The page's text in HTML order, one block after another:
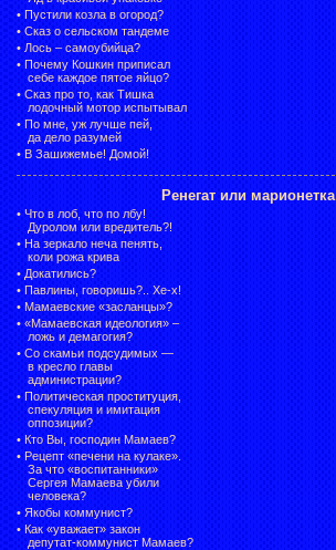
• Пустили козла в огород?
• Сказ о сельском тандеме
• Лось – самоубийца?
• Почему Кошкин приписал
себе каждое пятое яйцо?
• Сказ про то, как Тишка
лодочный мотор испытывал
• По мне, уж лучше пей,
да дело разумей
• В Зашижемье! Домой!
Ренегат или марионетка
• Что в лоб, что по лбу!
Дуролом или вредитель?!
• На зеркало неча пенять,
коли рожа крива
• Докатились?
• Павлины, говоришь?.. Хе-х!
• Мамаевские «засланцы»?
• «Мамаевская идеология» –
ложь и демагогия?
• Со скамьи подсудимых —
в кресло главы
администрации?
• Политическая проституция,
спекуляция и имитация
оппозиции?
• Кто Вы, господин Мамаев?
• Рецепт «печени на кулаке».
За что «воспитанники»
Сергея Мамаева убили
человека?
• Якобы коммунист?
• Как «уважает» закон
депутат-коммунист Мамаев?